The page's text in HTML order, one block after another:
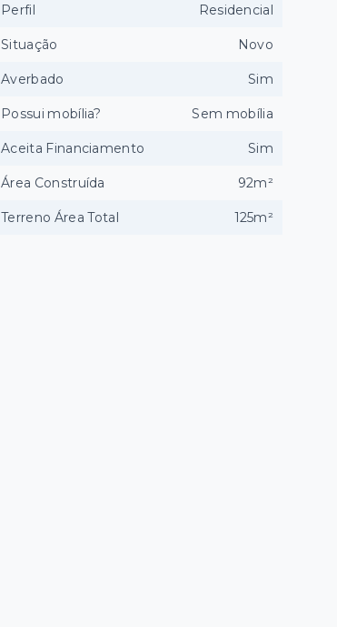
Perfil Residencial
Situação Novo
Averbado Sim
Possui mobília? Sem mobília
Aceita Financiamento Sim
Área Construída 92m²
Terreno Área Total 125m²